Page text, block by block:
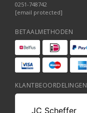
0251-748742
[email protected]
BETAALMETHODEN
KLANTBEOORDELINGEN